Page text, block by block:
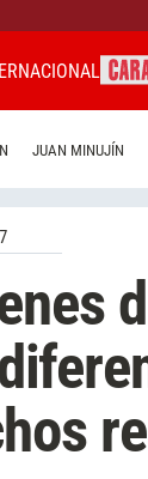
JUAN MINUJÍN